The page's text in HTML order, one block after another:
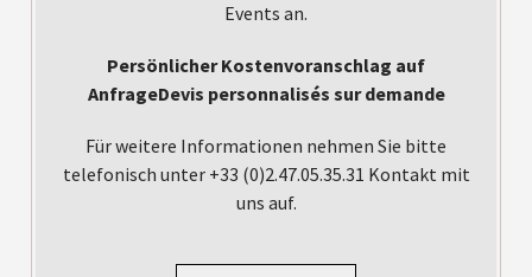
Events an.
Persönlicher Kostenvoranschlag auf
AnfrageDevis personnalisés sur demande
Für weitere Informationen nehmen Sie bitte
telefonisch unter +33 (0)2.47.05.35.31 Kontakt mit
uns auf.